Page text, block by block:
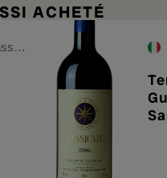
ACHETÉ